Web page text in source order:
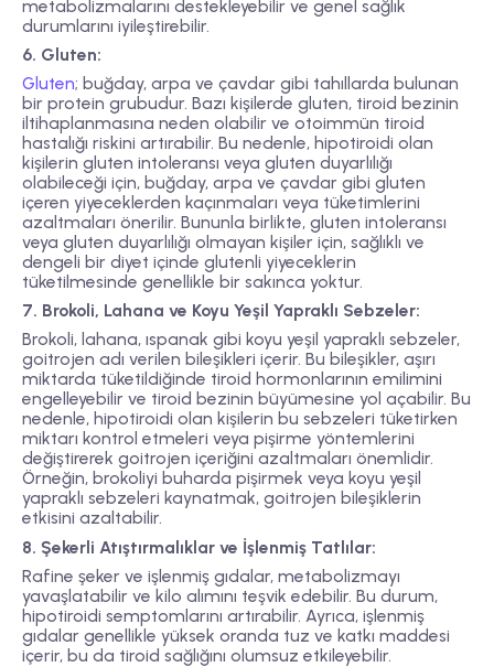
metabolizmalarını destekleyebilir ve genel sağlık
durumlarını iyileştirebilir.
6. Gluten:
Gluten; buğday, arpa ve çavdar gibi tahıllarda bulunan
bir protein grubudur. Bazı kişilerde gluten, tiroid bezinin
iltihaplanmasına neden olabilir ve otoimmün tiroid
hastalığı riskini artırabilir. Bu nedenle, hipotiroidi olan
kişilerin gluten intoleransı veya gluten duyarlılığı
olabileceği için, buğday, arpa ve çavdar gibi gluten
içeren yiyeceklerden kaçınmaları veya tüketimlerini
azaltmaları önerilir. Bununla birlikte, gluten intoleransı
veya gluten duyarlılığı olmayan kişiler için, sağlıklı ve
dengeli bir diyet içinde glutenli yiyeceklerin
tüketilmesinde genellikle bir sakınca yoktur.
7. Brokoli, Lahana ve Koyu Yeşil Yapraklı Sebzeler:
Brokoli, lahana, ıspanak gibi koyu yeşil yapraklı sebzeler,
goitrojen adı verilen bileşikleri içerir. Bu bileşikler, aşırı
miktarda tüketildiğinde tiroid hormonlarının emilimini
engelleyebilir ve tiroid bezinin büyümesine yol açabilir. Bu
nedenle, hipotiroidi olan kişilerin bu sebzeleri tüketirken
miktarı kontrol etmeleri veya pişirme yöntemlerini
değiştirerek goitrojen içeriğini azaltmaları önemlidir.
Örneğin, brokoliyi buharda pişirmek veya koyu yeşil
yapraklı sebzeleri kaynatmak, goitrojen bileşiklerin
etkisini azaltabilir.
8. Şekerli Atıştırmalıklar ve İşlenmiş Tatlılar:
Rafine şeker ve işlenmiş gıdalar, metabolizmayı
yavaşlatabilir ve kilo alımını teşvik edebilir. Bu durum,
hipotiroidi semptomlarını artırabilir. Ayrıca, işlenmiş
gıdalar genellikle yüksek oranda tuz ve katkı maddesi
içerir, bu da tiroid sağlığını olumsuz etkileyebilir.